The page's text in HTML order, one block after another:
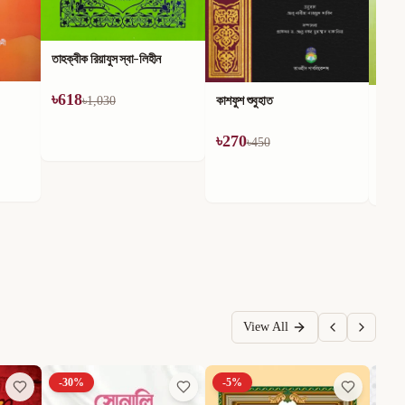
কাশফুশ শুবুহাত ছালাতুর রাসূল (ছাঃ)
৳170৳180
View All
-30% -5%